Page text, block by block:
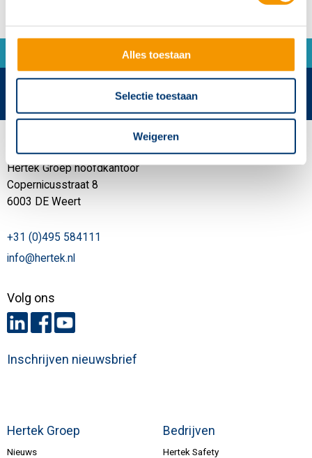
Alles toestaan
Selectie toestaan
Weigeren
Hertek Groep
Nieuws
Bedrijven
Hertek Safety
Hertek Groep hoofdkantoor
Copernicusstraat 8
6003 DE Weert
+31 (0)495 584111
info@hertek.nl
Volg ons
Inschrijven nieuwsbrief